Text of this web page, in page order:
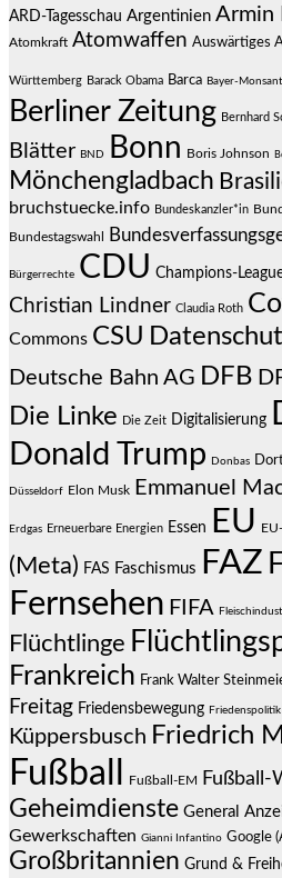
ARD-Tagesschau Argentinien Armin
Atomkraft Atomwaffen Auswärtiges
Württemberg Barack Obama Barca Bayer-
Berliner Zeitung Bernhard
Blätter BND Bonn Boris Johnson
Mönchengladbach
bruchstuecke.info Bundeskanzler*in
Bundestagswahl
Bürgerrechte CDU Champions-
Christian Lindner Claudia Roth
Commons CSU
Deutsche Bahn AG DFB
Die Linke Die Zeit Digitalisierung
Donald Trump Donbas
Düsseldorf Elon Musk Emmanuel
Erdgas Erneuerbare Energien Essen EU
(Meta) FAS Faschismus FAZ
Fernsehen FIFA
Flüchtlinge
Frankreich Frank Walter
Freitag Friedensbewegung Friedenspolitik
Küppersbusch Friedrich
Fußball Fußball-EM Fußball-
Geheimdienste General
Gewerkschaften Gianni Infantino Google
Großbritannien Grund &